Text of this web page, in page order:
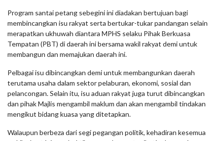
Program santai petang sebegini ini diadakan bertujuan bagi
membincangkan isu rakyat serta bertukar-tukar pandangan selain
merapatkan ukhuwah diantara MPHS selaku Pihak Berkuasa
Tempatan (PBT) di daerah ini bersama wakil rakyat demi untuk
membangun dan memajukan daerah ini.
Pelbagai isu dibincangkan demi untuk membangunkan daerah
terutama usaha dalam sektor pelaburan, ekonomi, sosial dan
pelancongan. Selain itu, isu aduan rakyat juga turut dibincangkan
dan pihak Majlis mengambil maklum dan akan mengambil tindakan
mengikut bidang kuasa yang ditetapkan.
Walaupun berbeza dari segi pegangan politik, kehadiran kesemua